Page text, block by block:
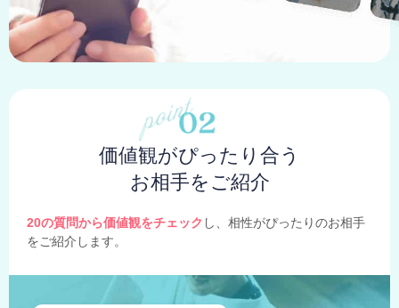
価値観がぴったり合う
お相手をご紹介
20の質問から価値観をチェック し、相性がぴったりのお相手
をご紹介します。